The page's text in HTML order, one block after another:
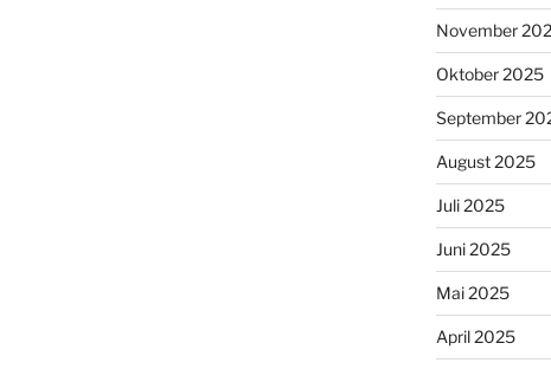
November
Oktober 2025
September
August 2025
Juli 2025
Juni 2025
Mai 2025
April 2025